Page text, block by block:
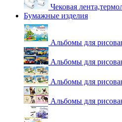
Чековая
Бумажные изделия
Альбомы для
Альбомы для
Альбомы для
Альбомы для